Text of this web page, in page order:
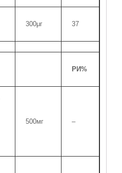
300μг 37
РИ%
500мг –